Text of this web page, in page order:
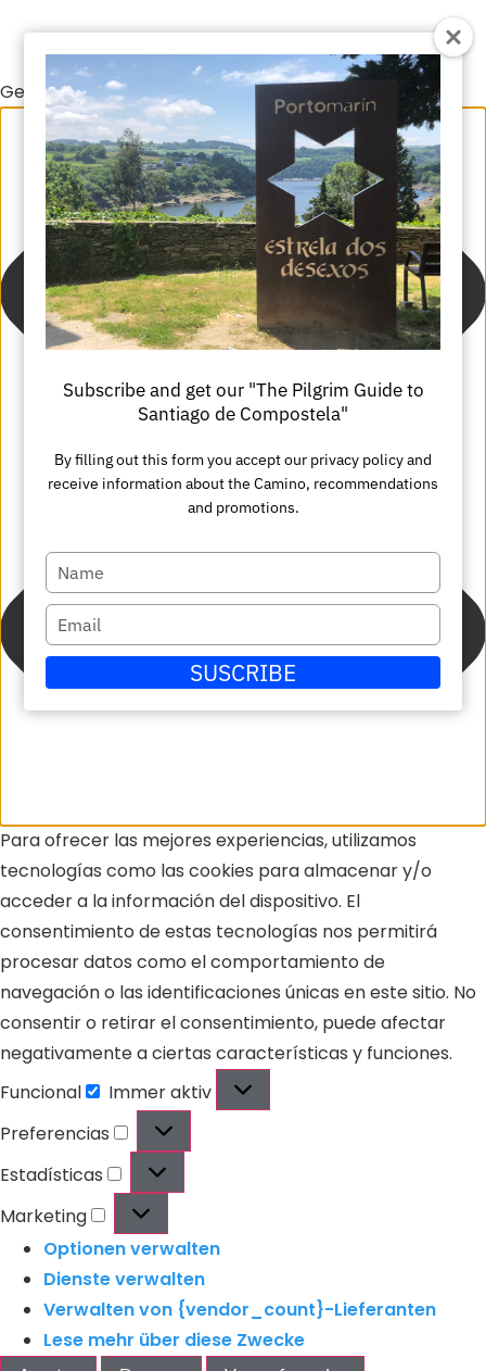
Gestionar el consentimiento de las cookies
Para ofrecer las mejores experiencias, utilizamos
tecnologías como las cookies para almacenar y/o
acceder a la información del dispositivo. El
consentimiento de estas tecnologías nos permitirá
procesar datos como el comportamiento de
navegación o las identificaciones únicas en este sitio. No
consentir o retirar el consentimiento, puede afectar
negativamente a ciertas características y funciones.
Funcional
Immer aktiv
Preferencias
Estadísticas
Marketing
Optionen verwalten
Dienste verwalten
Verwalten von {vendor_count}-Lieferanten
Lese mehr über diese Zwecke
Subscribe and get our "The Pilgrim Guide to
Santiago de Compostela"
By filling out this form you accept our privacy policy and
receive information about the Camino, recommendations
and promotions.
Escriba
su
nombre
Escriba
su
correo
electrónico
SUSCRIBE